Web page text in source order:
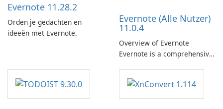
Evernote 11.28.2
Orden je gedachten en
ideeën met Evernote.
Evernote (Alle Nutzer)
11.0.4
Overview of Evernote
Evernote is a comprehensive
users capture, organize, and
access information across